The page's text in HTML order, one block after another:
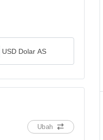
USD Dolar AS
Ubah